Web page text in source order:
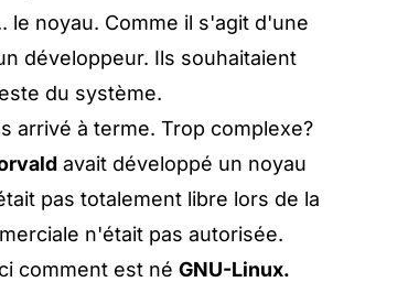
le noyau. Comme il s'agit d'une
développeur. Ils souhaitaient
du système.
arrivé à terme. Trop complexe?
avait développé un noyau
pas totalement libre lors de la
n'était pas autorisée.
comment est né GNU-Linux.